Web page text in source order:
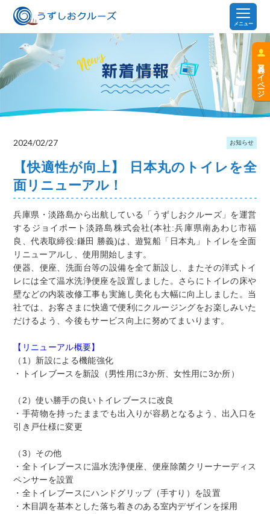
メニュー
会員マイページ
2024/02/27 お知らせ
【快適性が向上】 日本丸のトイレを全
面リニューアル！
兵庫県・淡路島から出航している「うずしおクルーズ」を運営
するジョイポート淡路島株式会社(本社:兵庫県南あわじ市福
良、代表取締役:鎌田 勝義)は、遊覧船「日本丸」トイレを全面
リニューアルし、使用開始します。
便器、便座、洗面台等の設備を全て新設し、またその洋式トイ
レには全て温水洗浄便座を設置しました。さらにトイレの床や
壁などの内装改修工事も実施し美化も大幅に向上しました。当
社では、お客さまに快適で便利にクルージングをお楽しみいた
だけるよう、今後もサービス向上に努めてまいります。
【リニューアル概要】
（1）新設による機能強化
・トイレブースを新設（男性用に3か所、女性用に3か所）
（2）使い勝手の良いトイレブースに改良
・手荷物を持ったままでも出入りが容易となるよう、出入口を
引き戸仕様に変更
（3）その他
・全トイレブースに温水洗浄便座、便座除菌クリーナーディス
ペンサーを設置
・全トイレブースにハンドグリップ（手すり）を設置
・木目調を基本とした落ち着きのある室内デザインを採用